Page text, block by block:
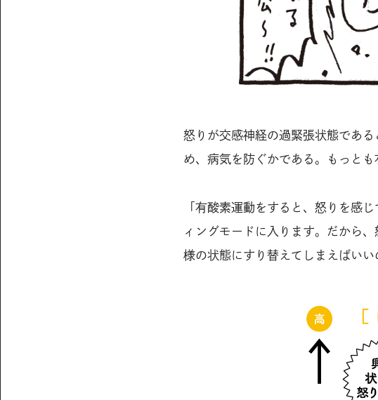
怒りが交感神経の過緊張状態であ
め、病気を防ぐかである。もっと
「有酸素運動をすると、怒りを感
ィングモードに入ります。だから
様の状態にすり替えてしまえばいい